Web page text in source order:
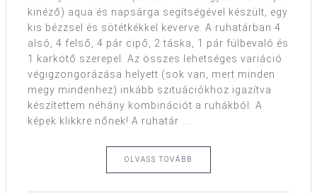
kinéző) aqua és napsárga segítségével készült, egy
kis bézzsel és sötétkékkel keverve. A ruhatárban 4
alsó, 4 felső, 4 pár cipő, 2 táska, 1 pár fülbevaló és
1 karkötő szerepel. Az összes lehetséges variáció
végigzongorázása helyett (sok van, mert minden
megy mindenhez) inkább szituációkhoz igazítva
készítettem néhány kombinációt a ruhákból. A
képek klikkre nőnek! A ruhatár ...
OLVASS TOVÁBB